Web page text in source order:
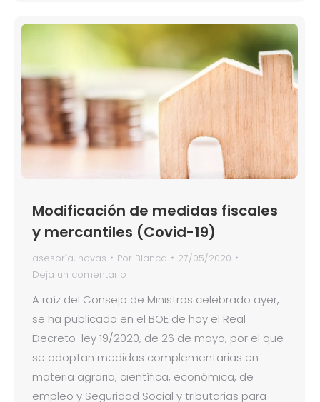
Modificación de medidas fiscales
y mercantiles (Covid-19)
asesoría, novas Por Blanca
27/05/2020
Deja un comentario
A raíz del Consejo de Ministros celebrado ayer,
se ha publicado en el BOE de hoy el Real
Decreto-ley 19/2020, de 26 de mayo, por el que
se adoptan medidas complementarias en
materia agraria, científica, económica, de
empleo y Seguridad Social y tributarias para